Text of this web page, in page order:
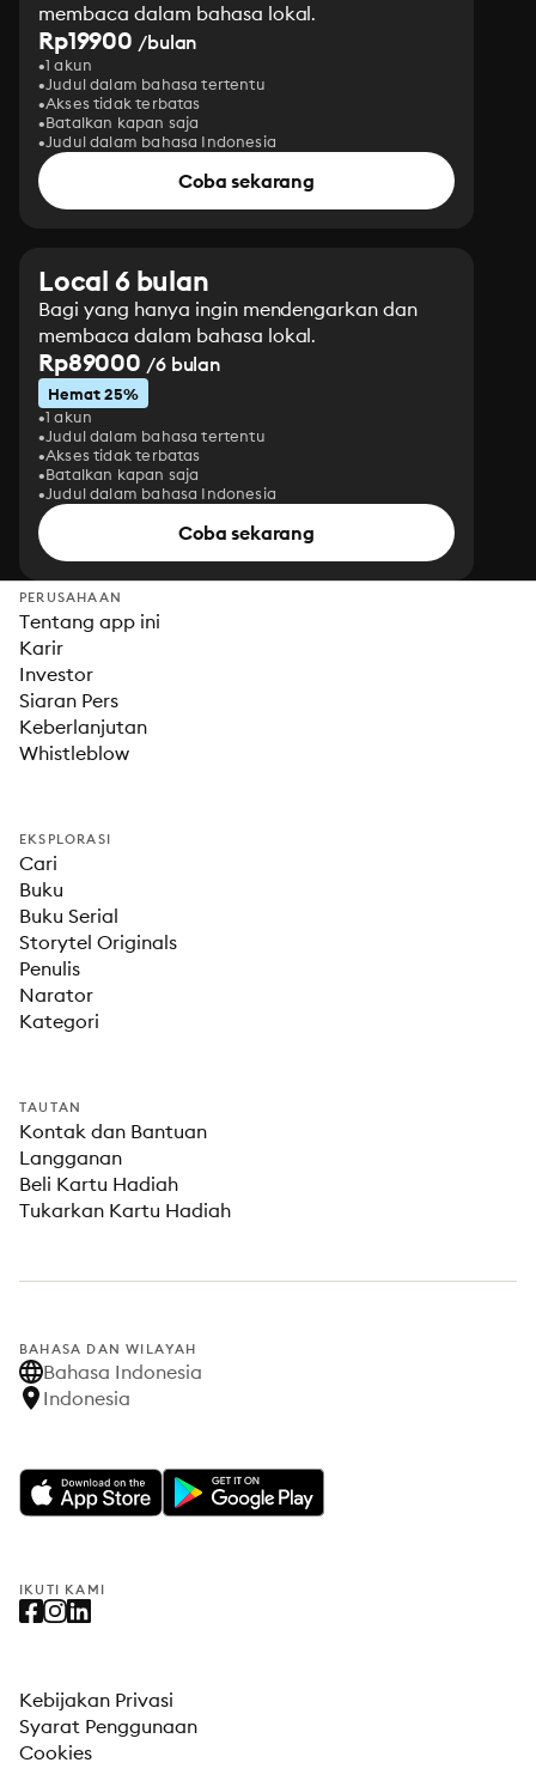
membaca dalam bahasa lokal.
Rp19900 /bulan
1 akun
Judul dalam bahasa tertentu
Akses tidak terbatas
Batalkan kapan saja
Judul dalam bahasa Indonesia
Coba sekarang
Local 6 bulan
Bagi yang hanya ingin mendengarkan dan
membaca dalam bahasa lokal.
Rp89000 /6 bulan
Hemat 25%
1 akun
Judul dalam bahasa tertentu
Akses tidak terbatas
Batalkan kapan saja
Judul dalam bahasa Indonesia
Coba sekarang
PERUSAHAAN
Tentang app ini
Karir
Investor
Siaran Pers
Keberlanjutan
Whistleblow
EKSPLORASI
Cari
Buku
Buku Serial
Storytel Originals
Penulis
Narator
Kategori
TAUTAN
Kontak dan Bantuan
Langganan
Beli Kartu Hadiah
Tukarkan Kartu Hadiah
BAHASA DAN WILAYAH
Bahasa Indonesia
Indonesia
IKUTI KAMI
Kebijakan Privasi
Syarat Penggunaan
Cookies